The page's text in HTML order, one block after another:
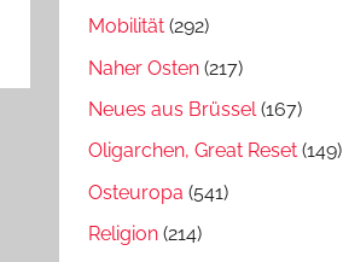
Mobilität (292)
Naher Osten (217)
Neues aus Brüssel(167)
Oligarchen, Great Reset (149)
Osteuropa (541)
Religion (214)